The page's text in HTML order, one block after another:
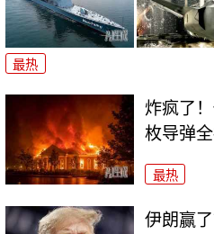
最热
炸疯了
枚导弹
最热
伊朗赢